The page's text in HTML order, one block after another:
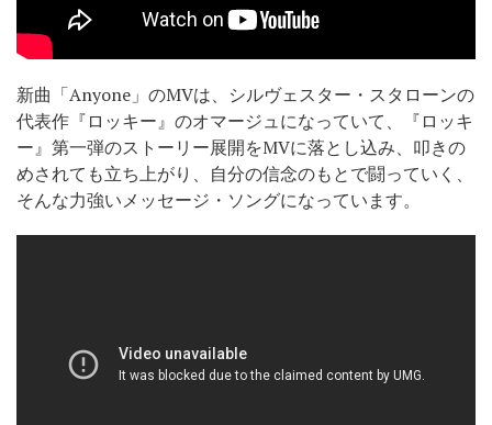
新曲「Anyone」のMVは、シルヴェスター・スタローンの
代表作『ロッキー』のオマージュになっていて、『ロッキ
ー』第一弾のストーリー展開をMVに落とし込み、叩きの
めされても立ち上がり、自分の信念のもとで闘っていく、
そんな力強いメッセージ・ソングになっています。